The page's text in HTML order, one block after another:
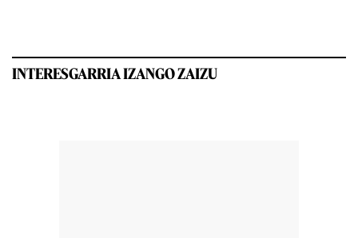
INTERESGARRIA IZANGO ZAIZU